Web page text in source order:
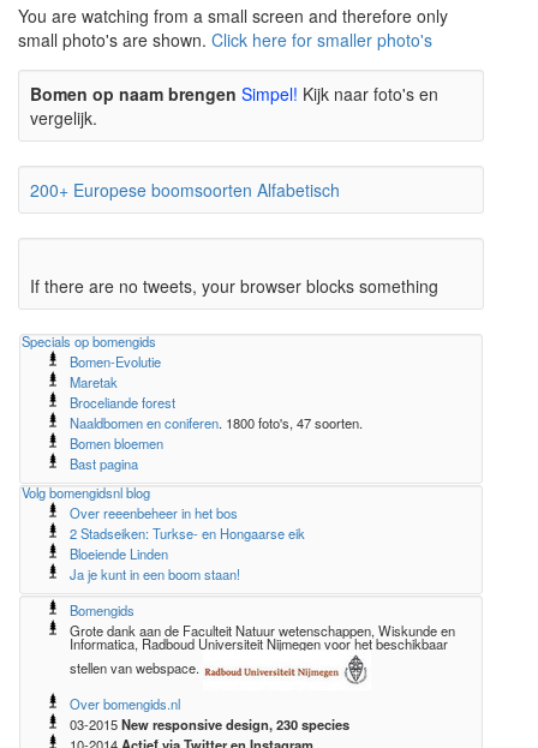
You are watching from a small screen and therefore only
small photo's are shown. Click here for smaller photo's
Bomen op naam brengen Simpel! Kijk naar foto's en
vergelijk.
200+ Europese boomsoorten Alfabetisch
If there are no tweets, your browser blocks something
Specials op bomengids
Bomen-Evolutie
Maretak
Broceliande forest
Naaldbomen en coniferen. 1800 foto's, 47 soorten.
Bomen bloemen
Bast pagina
Volg bomengidsnl blog
Over reeenbeheer in het bos
2 Stadseiken: Turkse- en Hongaarse eik
Bloeiende Linden
Ja je kunt in een boom staan!
Bomengids
Grote dank aan de Faculteit Natuur wetenschappen, Wiskunde en
Informatica, Radboud Universiteit Nijmegen voor het beschikbaar
stellen van webspace.
Over bomengids.nl
03-2015New responsive design, 230 species